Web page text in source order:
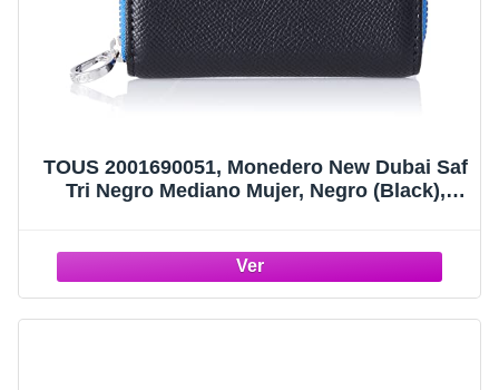
TOUS 2001690051, Monedero New Dubai Saf
Tri Negro Mediano Mujer, Negro (Black),